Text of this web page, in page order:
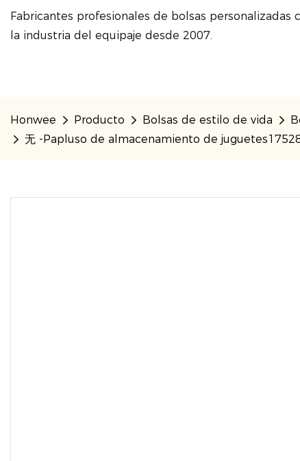
Fabricantes profesionales de bolsas personalizadas
la industria del equipaje desde 2007.
Honwee Producto Bolsas de estilo de vida
无 -Papluso de almacenamiento de